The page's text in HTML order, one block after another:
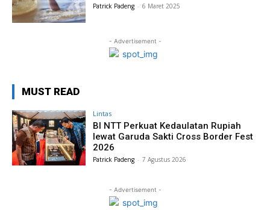
Patrick Padeng - 6 Maret 2025
- Advertisement -
MUST READ
Lintas
BI NTT Perkuat Kedaulatan Rupiah
lewat Garuda Sakti Cross Border Fest
2026
Patrick Padeng - 7 Agustus 2026
- Advertisement -